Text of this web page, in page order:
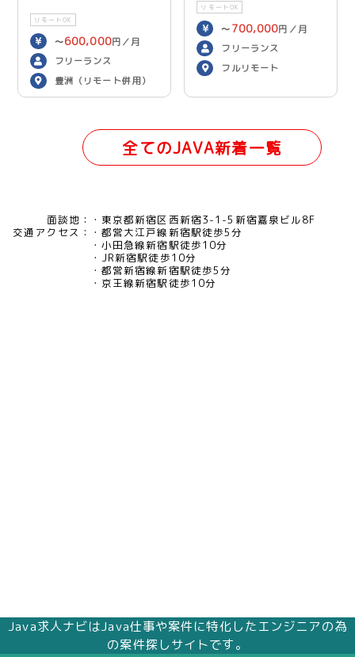
リモートOK
〜600,000円／月
フリーランス
豊洲（リモート併用）
リモートOK
〜 700,000円／月
フリーランス
フルリモート
全てのJAVA新着一覧
面談地：
東京都新宿区西新宿3-1-5新宿嘉泉ビル8F
交通アクセス：
都営大江戸線新宿駅徒歩5分
小田急線新宿駅徒歩10分
JR新宿駅徒歩10分
都営新宿線新宿駅徒歩5分
京王線新宿駅徒歩10分
Java求人ナビはJava仕事や案件に特化したエンジニアの為
の案件探しサイトです。